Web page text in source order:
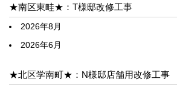
★南区東畦★：T様邸改修工事
2026年8月
2026年6月
★北区学南町★：N様邸店舗用改修工事